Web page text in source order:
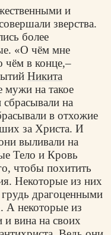
и
зверства.
более
«О чём мне
чём в конце,–
Никита
мужи на такое
сбрасывали на
в отхожие
за Христа. И
выливали на
Тело и Кровь
чтобы похитить
Некоторые из них
драгоценными
А некоторые из
и вина на своих